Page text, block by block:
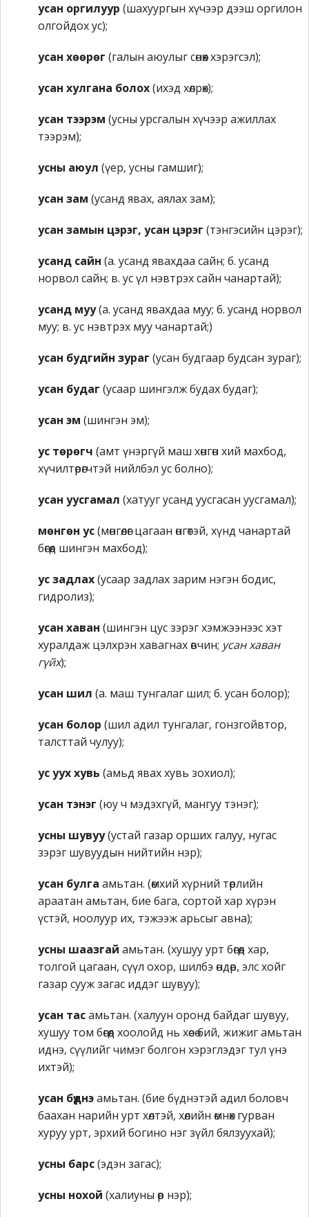
усан оргилуур (шахуургын хүчээр дээш оргилон
олгойдох ус);
усан хөөрөг (галын аюулыг сөнөөх хэрэгсэл);
усан хулгана болох(ихэд хөлрөх);
усан тээрэм (усны урсгалын хүчээр ажиллах
тээрэм);
усны аюул (үер, усны гамшиг);
усан зам (усанд явах, аялах зам);
усан замын цэрэг, усан цэрэг (тэнгэсийн цэрэг);
усанд сайн (а. усанд явахдаа сайн; б. усанд
норвол сайн; в. ус үл нэвтрэх сайн чанартай);
усанд муу(а. усанд явахдаа муу; б. усанд норвол
муу; в. ус нэвтрэх муу чанартай;)
усан будгийн зураг (усан будгаар будсан зураг);
усан будаг (усаар шингэлж будах будаг);
усан эм (шингэн эм);
ус төрөгч (амт үнэргүй маш хөнгөн хий махбод,
хүчилтөрөгчтэй нийлбэл ус болно);
усан уусгамал (хатууг усанд уусгасан уусгамал);
мөнгөн ус(мөнгөлөг цагаан өнгөтэй, хүнд чанартай
бөгөөд шингэн махбод);
ус задлах(усаар задлах зарим нэгэн бодис,
гидролиз);
усан хаван (шингэн цус зэрэг хэмжээнээс хэт
хуралдаж цэлхрэн хавагнах өвчин; усан хаван
гүйх);
усан шил (а. маш тунгалаг шил; б. усан болор);
усан болор (шил адил тунгалаг, гонзгойвтор,
талсттай чулуу);
ус уух хувь (амьд явах хувь зохиол);
усан тэнэг (юу ч мэдэхгүй, мангуу тэнэг);
усны шувуу(устай газар орших галуу, нугас
зэрэг шувуудын нийтийн нэр);
усан булга амьтан. (өмхий хүрний төрлийн
араатан амьтан, бие бага, сортой хар хүрэн
үстэй, ноолуур их, тэжээж арьсыг авна);
усны шаазгай амьтан. (хушуу урт бөгөөд хар,
толгой цагаан, сүүл охор, шилбэ өндөр, элс хойг
газар сууж загас иддэг шувуу);
усан тасамьтан. (халуун оронд байдаг шувуу,
хушуу том бөгөөд хоолойд нь хөеө бий, жижиг амьтан
иднэ, сүүлийг чимэг болгон хэрэглэдэг тул үнэ
ихтэй);
усан бүднэамьтан. (бие бүднэтэй адил боловч
баахан нарийн урт хөлтэй, хөлийн өмнөх гурван
хуруу урт, эрхий богино нэг зүйл бялзуухай);
усны барс(эдэн загас);
усны нохой (халиуны өөр нэр);